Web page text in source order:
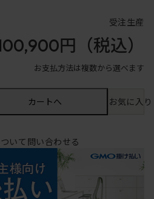
受注生産
円 （税込）
お支払方法は複数から選べます
カートへ お気に入
いて問い合わせる